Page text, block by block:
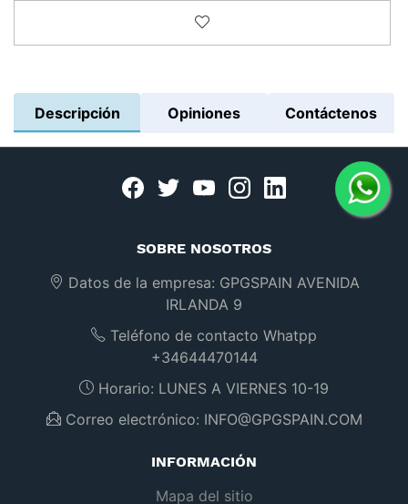
Añadir a la lista de deseos
Descripción Opiniones Contáctenos
Facebook
twitteryoutubeinstagramlinkedin
SOBRE NOSOTROS
Datos de la empresa: GPGSPAIN AVENIDA
IRLANDA 9
Teléfono de contacto Whatpp
+34644470144
Horario: LUNES A VIERNES 10-19
Correo electrónico: INFO@GPGSPAIN.COM
INFORMACIÓN
Mapa del sitio